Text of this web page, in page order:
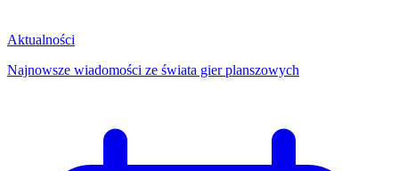
Aktualności
Najnowsze wiadomości ze świata gier planszowych